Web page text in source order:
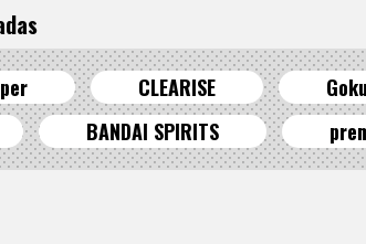
CLEARISE
BANDAI SPIRITS